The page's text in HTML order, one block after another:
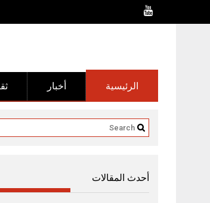
أخبار الرئيسية
أحدث المقالات